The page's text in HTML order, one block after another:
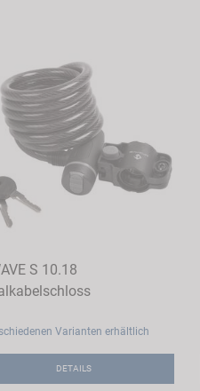
S 10.18
Varianten erhältlich
DETAILS